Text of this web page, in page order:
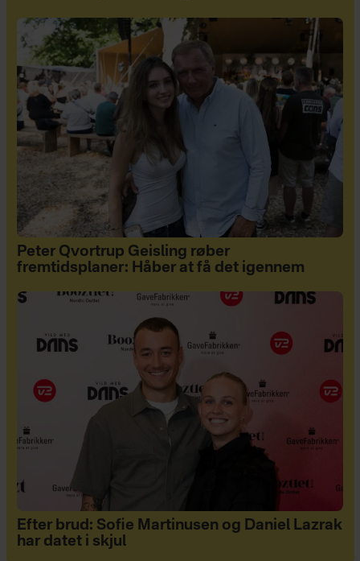
Peter Qvortrup Geisling røber
fremtidsplaner: Håber at få det igennem
Efter brud: Sofie Martinusen og Daniel Lazrak
har datet i skjul